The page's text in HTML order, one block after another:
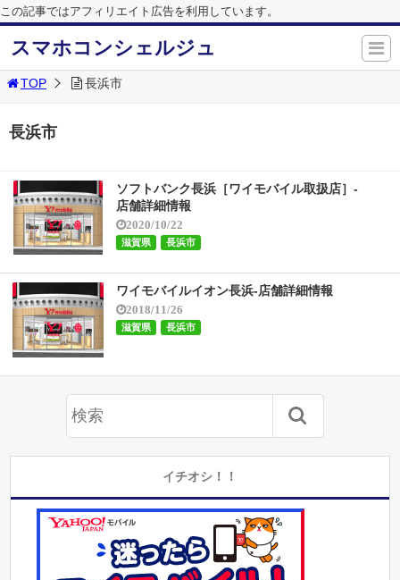
この記事ではアフィリエイト広告を利用しています。
スマホコンシェルジュ
TOP 長浜市
長浜市
ソフトバンク長浜［ワイモバイル取扱店］-
店舗詳細情報
2020/10/22
滋賀県 長浜市
ワイモバイルイオン長浜-店舗詳細情報
2018/11/26
滋賀県 長浜市
イチオシ！！